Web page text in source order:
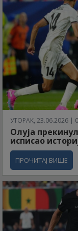
УТОРАК, 23.06.2026 |
Олуја
исписао
ПРОЧИТАЈ ВИШЕ